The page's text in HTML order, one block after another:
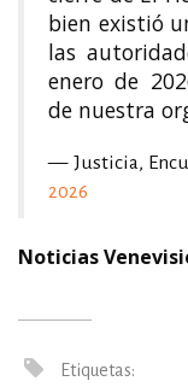
bien existió
las
enero de
de nuestra
— Justicia,
2026
Noticias
Etiquetas: